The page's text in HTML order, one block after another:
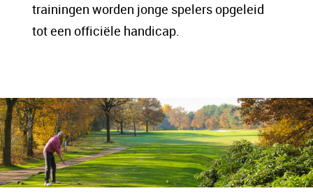
trainingen worden jonge spelers opgeleid
tot een officiële handicap.